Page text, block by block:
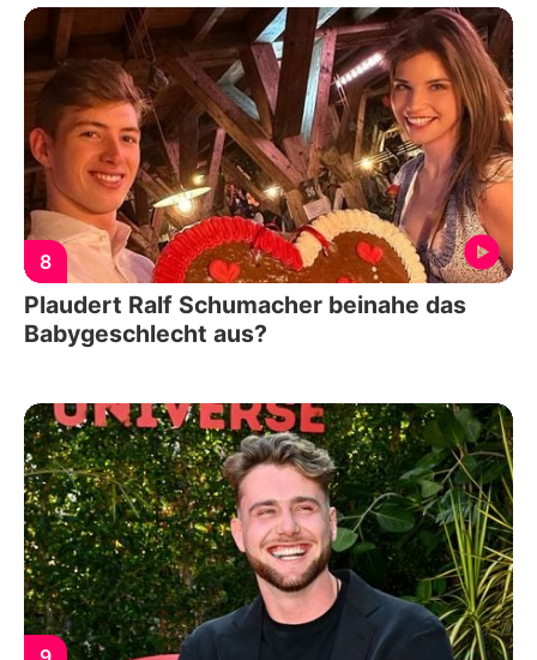
8
Plaudert Ralf Schumacher beinahe das
Babygeschlecht aus?